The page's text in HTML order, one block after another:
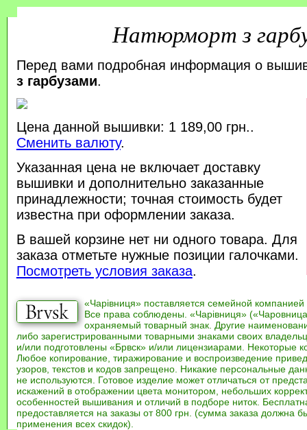
Натюрморт з
Перед вами подробная информация о
з гарбузами.
Цена данной вышивки: 1 189,00 грн..
Сменить валюту.
Указанная цена не включает доставку
вышивки и дополнительно заказанные
принадлежности; точная стоимость будет
известна при оформлении заказа.
В вашей корзине нет ни одного товара. Для
заказа отметьте нужные позиции галочками.
Посмотреть условия заказа.
«Чарівниця» поставляется семейной компанией
Все права соблюдены. «Чарівниця»
охраняемый товарный знак. Другие
либо зарегистрированными товарными знаками своих
и/или подготовлены «Брвск» и/или лицензиарами. Некоторые
Любое копирование, тиражирование и воспроизведение
узоров, текстов и кодов запрещено. Никакие персональные
не используются. Готовое изделие может отличаться от
искажений в отображении цвета монитором, небольших
особенностей вышивания и отличий в подборе ниток.
предоставляется на заказы от 800 грн. (сумма заказа должна
применения всех скидок).